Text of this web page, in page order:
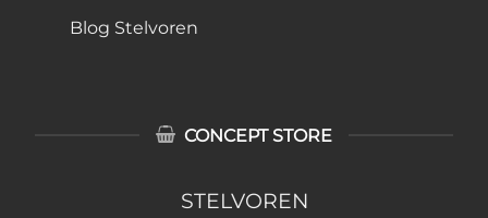
Blog Stelvoren
CONCEPT STORE
STELVOREN